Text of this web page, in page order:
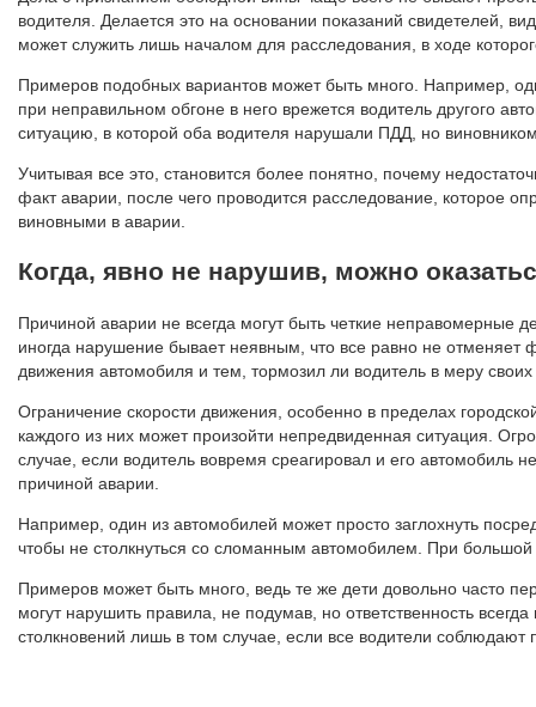
водителя. Делается это на основании показаний свидетелей,
может служить лишь началом для расследования, в ходе
Примеров подобных вариантов может быть много. Например,
при неправильном обгоне в него врежется водитель другого
ситуацию, в которой оба водителя нарушали ПДД, но
Учитывая все это, становится более понятно, почему
факт аварии, после чего проводится расследование, которое
виновными в аварии.
Когда, явно не нарушив, можно
Причиной аварии не всегда могут быть четкие неправомерные
иногда нарушение бывает неявным, что все равно не отменяет
движения автомобиля и тем, тормозил ли водитель в меру
Ограничение скорости движения, особенно в пределах
каждого из них может произойти непредвиденная ситуация.
случае, если водитель вовремя среагировал и его автомобиль
причиной аварии.
Например, один из автомобилей может просто заглохнуть
чтобы не столкнуться со сломанным автомобилем. При большой
Примеров может быть много, ведь те же дети довольно часто
могут нарушить правила, не подумав, но ответственность
столкновений лишь в том случае, если все водители